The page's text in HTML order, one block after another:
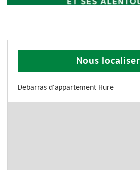
Nous localiser
Débarras d'appartement Hure